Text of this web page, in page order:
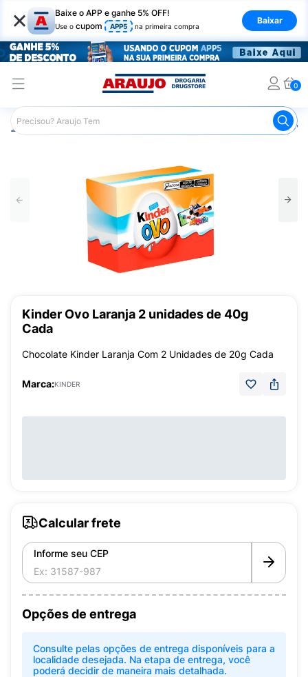
× Baixe o APP e ganhe 5% OFF!
Use o cupom APP5 na primeira compra
Baixar
0
Araujo Mercado Kinder
Kinder Ovo Laranja 2 unidades de 40g
Cada
Chocolate Kinder Laranja Com 2 Unidades de 20g Cada
Marca:KINDER
Calcular frete
Informe seu CEP
Opções de entrega
Consulte pelas opções de entrega disponíveis para a
localidade desejada. Na etapa de entrega, você
poderá decidir de maneira mais detalhada.